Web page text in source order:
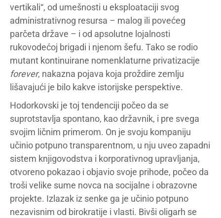
vertikali“, od umešnosti u eksploataciji svog
administrativnog resursa – malog ili povećeg
parčeta države – i od apsolutne lojalnosti
rukovodećoj brigadi i njenom šefu. Tako se rodio
mutant kontinuirane nomenklaturne privatizacije
forever, nakazna pojava koja proždire zemlju
lišavajući je bilo kakve istorijske perspektive.
Hodorkovski je toj tendenciji počeo da se
suprotstavlja spontano, kao državnik, i pre svega
svojim ličnim primerom. On je svoju kompaniju
učinio potpuno transparentnom, u nju uveo zapadni
sistem knjigovodstva i korporativnog upravljanja,
otvoreno pokazao i objavio svoje prihode, počeo da
troši velike sume novca na socijalne i obrazovne
projekte. Izlazak iz senke ga je učinio potpuno
nezavisnim od birokratije i vlasti. Bivši oligarh se